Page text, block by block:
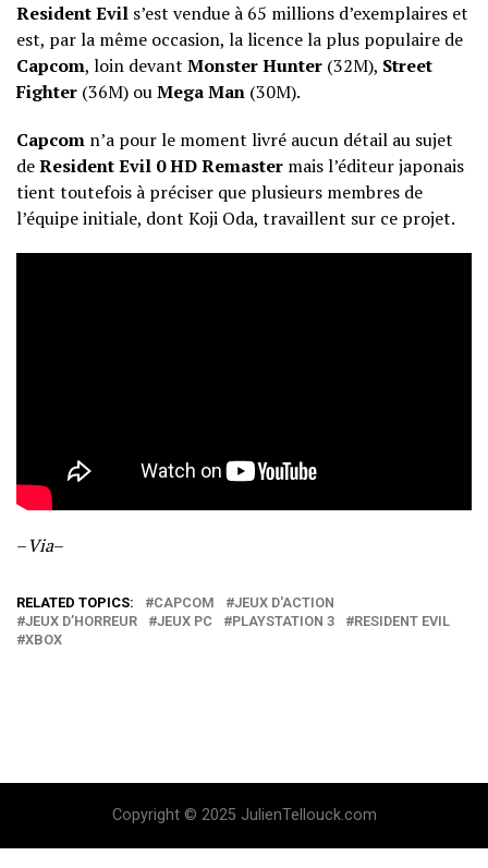
Resident Evil s’est vendue à 65 millions d’exemplaires et
est, par la même occasion, la licence la plus populaire de
Capcom, loin devant Monster Hunter (32M), Street
Fighter (36M) ouMega Man (30M).
Capcom n’a pour le moment livré aucun détail au sujet
deResident Evil 0 HD Remaster mais l’éditeur japonais
tient toutefois à préciser que plusieurs membres de
l’équipe initiale, dont Koji Oda, travaillent sur ce projet.
–Via–
RELATED TOPICS: CAPCOM
JEUX D'ACTION
JEUX D’HORREUR
JEUX PC PLAYSTATION 3
RESIDENT EVIL
XBOX
Copyright © 2025 JulienTellouck.com